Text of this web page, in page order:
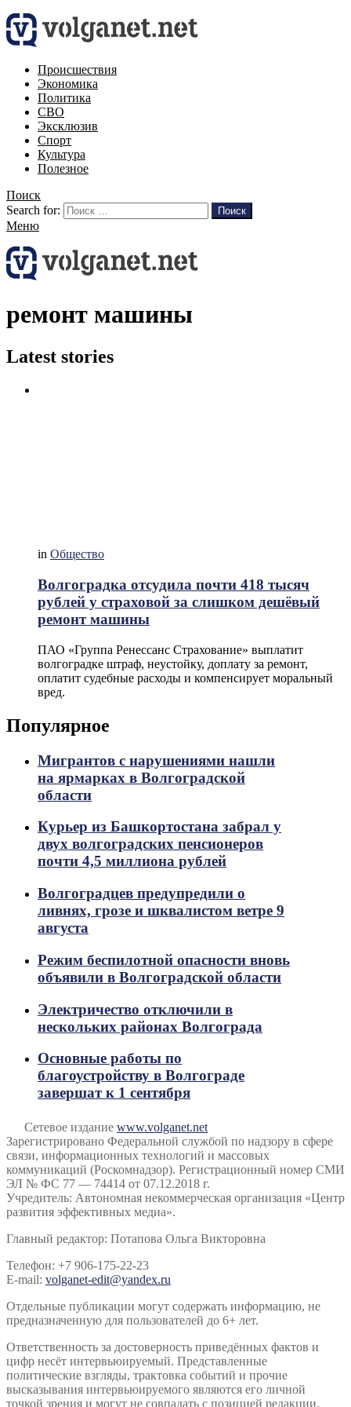
Происшествия
Экономика
Политика
СВО
Эксклюзив
Спорт
Культура
Полезное
Поиск
Search for:
Поиск
Меню
ремонт машины
Latest stories
in Общество
Волгоградка отсудила почти 418 тысяч
рублей у страховой за слишком дешёвый
ремонт машины
ПАО «Группа Ренессанс Страхование» выплатит
волгоградке штраф, неустойку, доплату за ремонт,
оплатит судебные расходы и компенсирует моральный
вред.
Популярное
Мигрантов с нарушениями нашли
на ярмарках в Волгоградской
области
Курьер из Башкортостана забрал у
двух волгоградских пенсионеров
почти 4,5 миллиона рублей
Волгоградцев предупредили о
ливнях, грозе и шквалистом ветре 9
августа
Режим беспилотной опасности вновь
объявили в Волгоградской области
Электричество отключили в
нескольких районах Волгограда
Основные работы по
благоустройству в Волгограде
завершат к 1 сентября
Сетевое издание www.volganet.net
Зарегистрировано Федеральной службой по надзору в сфере
связи, информационных технологий и массовых
коммуникаций (Роскомнадзор). Регистрационный номер СМИ
ЭЛ № ФС 77 — 74414 от 07.12.2018 г.
Учредитель: Автономная некоммерческая организация «Центр
развития эффективных медиа».
Главный редактор: Потапова Ольга Викторовна
Телефон: +7 906-175-22-23
E-mail: volganet-edit@yandex.ru
Отдельные публикации могут содержать информацию, не
предназначенную для пользователей до 6+ лет.
Ответственность за достоверность приведённых фактов и
цифр несёт интервьюируемый. Представленные
политические взгляды, трактовка событий и прочие
высказывания интервьюируемого являются его личной
точкой зрения и могут не совпадать с позицией редакции.